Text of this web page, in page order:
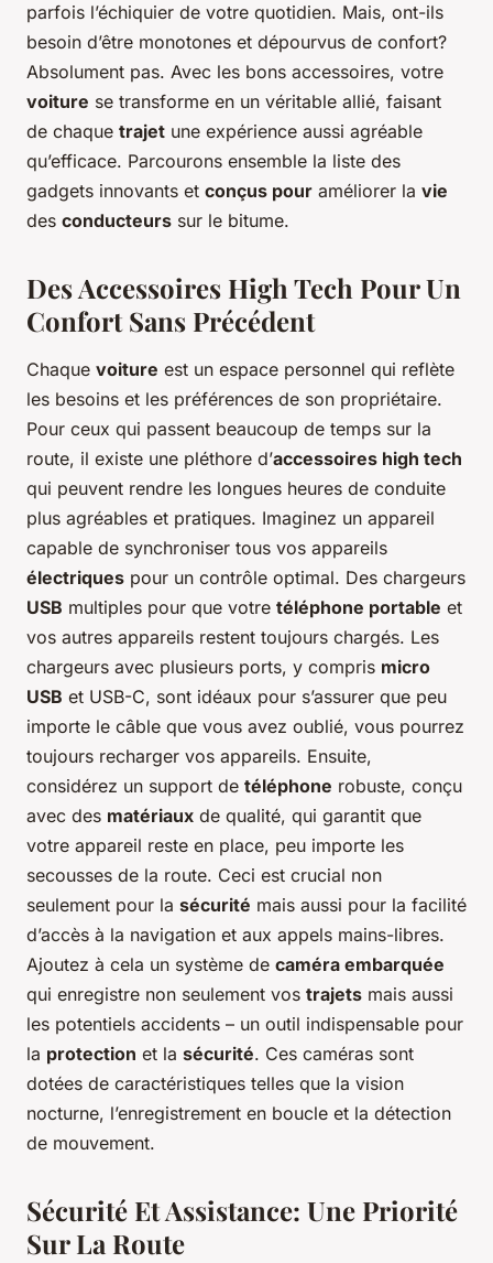
parfois l’échiquier de votre quotidien. Mais, ont-ils
besoin d’être monotones et dépourvus de confort?
Absolument pas. Avec les bons accessoires, votre
voiture se transforme en un véritable allié, faisant
de chaque trajet une expérience aussi agréable
qu’efficace. Parcourons ensemble la liste des
gadgets innovants et conçus pour améliorer la vie
des conducteurs sur le bitume.
Des Accessoires High Tech Pour Un
Confort Sans Précédent
Chaque voiture est un espace personnel qui reflète
les besoins et les préférences de son propriétaire.
Pour ceux qui passent beaucoup de temps sur la
route, il existe une pléthore d’accessoires high tech
qui peuvent rendre les longues heures de conduite
plus agréables et pratiques. Imaginez un appareil
capable de synchroniser tous vos appareils
électriques pour un contrôle optimal. Des chargeurs
USB multiples pour que votre téléphone portable et
vos autres appareils restent toujours chargés. Les
chargeurs avec plusieurs ports, y compris micro
USB et USB-C, sont idéaux pour s’assurer que peu
importe le câble que vous avez oublié, vous pourrez
toujours recharger vos appareils. Ensuite,
considérez un support de téléphone robuste, conçu
avec des matériaux de qualité, qui garantit que
votre appareil reste en place, peu importe les
secousses de la route. Ceci est crucial non
seulement pour la sécurité mais aussi pour la facilité
d’accès à la navigation et aux appels mains-libres.
Ajoutez à cela un système de caméra embarquée
qui enregistre non seulement vos trajets mais aussi
les potentiels accidents – un outil indispensable pour
la protection et la sécurité. Ces caméras sont
dotées de caractéristiques telles que la vision
nocturne, l’enregistrement en boucle et la détection
de mouvement.
Sécurité Et Assistance: Une Priorité
Sur La Route